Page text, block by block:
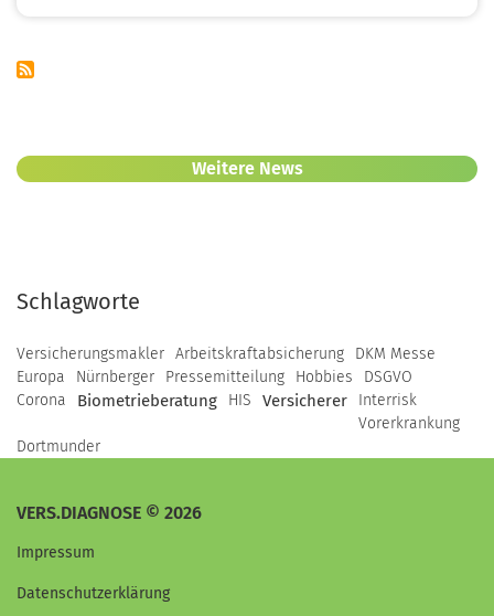
Weitere News
Schlagworte
Versicherungsmakler Arbeitskraftabsicherung
DKM Messe
Europa
Nürnberger Pressemitteilung Hobbies
DSGVO
Corona
Biometrieberatung HIS Versicherer
Interrisk
Vorerkrankung
Dortmunder
VERS.DIAGNOSE © 2026
Impressum
Datenschutzerklärung